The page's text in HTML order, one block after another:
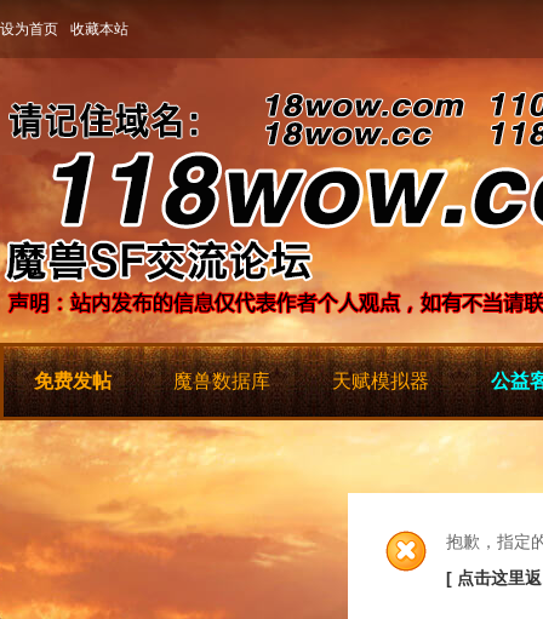
设为首页 收藏本站
免费发帖 魔兽数据库 天赋模拟器 公益
抱歉，指定
[ 点击这里